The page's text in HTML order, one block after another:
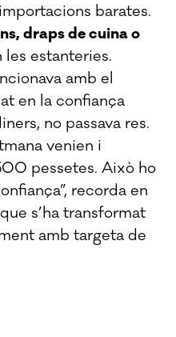
barates.
draps de cuina o
les estanteries.
amb el
en la confiança
no passava res.
venien i
pessetes. Això ho
recorda en
s’ha transformat
amb targeta de